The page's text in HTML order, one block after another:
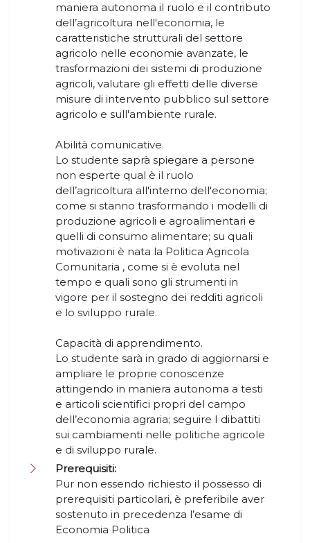
maniera autonoma il ruolo e il contributo
dell’agricoltura nell'economia, le
caratteristiche strutturali del settore
agricolo nelle economie avanzate, le
trasformazioni dei sistemi di produzione
agricoli, valutare gli effetti delle diverse
misure di intervento pubblico sul settore
agricolo e sull'ambiente rurale.
Abilità comunicative.
Lo studente saprà spiegare a persone
non esperte qual è il ruolo
dell’agricoltura all'interno dell'economia;
come si stanno trasformando i modelli di
produzione agricoli e agroalimentari e
quelli di consumo alimentare; su quali
motivazioni è nata la Politica Agricola
Comunitaria , come si è evoluta nel
tempo e quali sono gli strumenti in
vigore per il sostegno dei redditi agricoli
e lo sviluppo rurale.
Capacità di apprendimento.
Lo studente sarà in grado di aggiornarsi e
ampliare le proprie conoscenze
attingendo in maniera autonoma a testi
e articoli scientifici propri del campo
dell’economia agraria; seguire I dibattiti
sui cambiamenti nelle politiche agricole
e di sviluppo rurale.
Prerequisiti:
Pur non essendo richiesto il possesso di
prerequisiti particolari, è preferibile aver
sostenuto in precedenza l’esame di
Economia Politica